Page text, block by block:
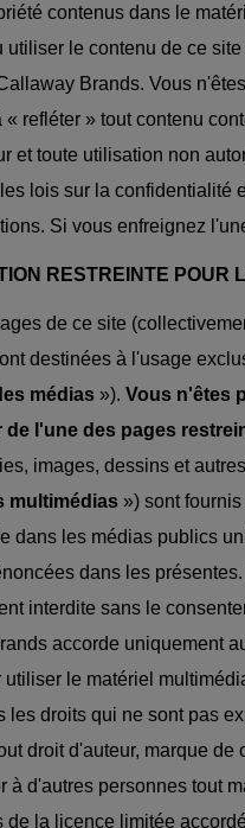
contenus dans le
utiliser le contenu de ce
Brands. Vous
« refléter » tout contenu
et toute utilisation non
lois sur la confidentialité
Si vous enfreignez
RESTREINTE POUR
de ce site
destinées à l'usage
médias »). Vous n'êtes
de l'une des pages
images, dessins et
multimédias ») sont
dans les médias publics
dans les
interdite sans le
accorde uniquement
utiliser le matériel
les droits qui ne sont pas
droit d'auteur, marque
à d'autres personnes tout
de la licence limitée